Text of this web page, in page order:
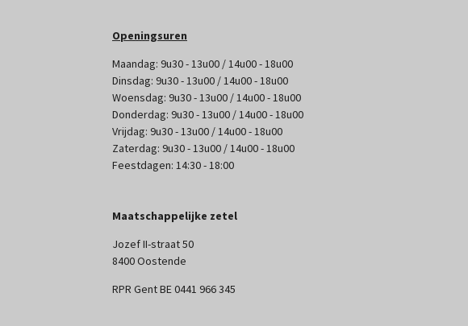
Openingsuren
Maandag: 9u30 - 13u00 / 14u00 - 18u00
Dinsdag: 9u30 - 13u00 / 14u00 - 18u00
Woensdag: 9u30 - 13u00 / 14u00 - 18u00
Donderdag: 9u30 - 13u00 / 14u00 - 18u00
Vrijdag: 9u30 - 13u00 / 14u00 - 18u00
Zaterdag: 9u30 - 13u00 / 14u00 - 18u00
Feestdagen: 14:30 - 18:00
Maatschappelijke zetel
Jozef II-straat 50
8400 Oostende
RPR Gent BE 0441 966 345